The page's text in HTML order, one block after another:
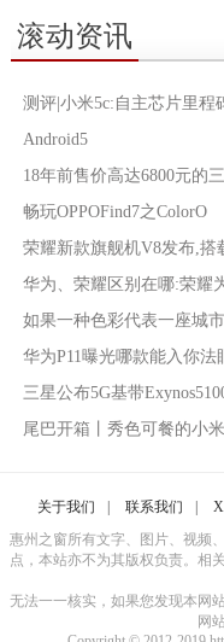
滚动资讯
测评|小米5c:自主芯片里程
Android5
18年前售价高达6800元的
畅玩OPPOFind7之ColorO
荣耀新款旗舰机V8发布,搭
华为、荣耀区别在哪:荣耀
如果一种色彩代表一座城
华为P11曝光哪款能入你法
三星公布5G基带
尾巴开箱丨秀色可餐的小
关于我们 联系我们
惠州之窗所有文字、图片、视频
点，本站亦不为其版权负责。相
无法一一核实，如果您发现本网
网